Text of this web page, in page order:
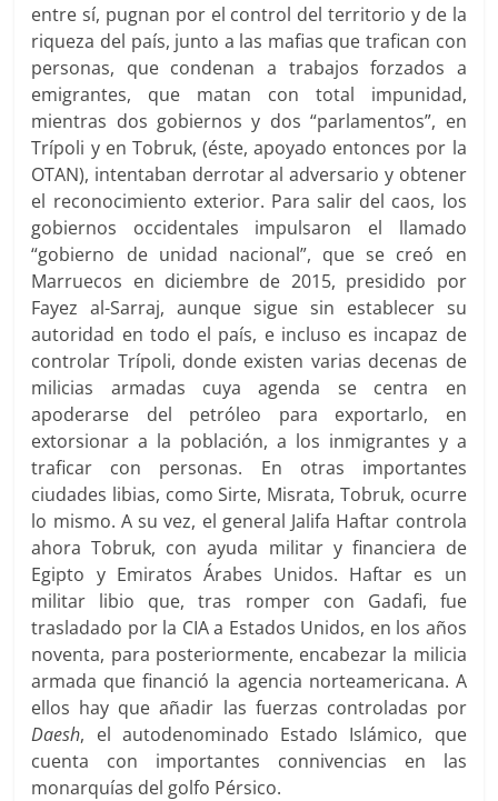
entre sí, pugnan por el control del territorio y de la
riqueza del país, junto a las mafias que trafican con
personas, que condenan a trabajos forzados a
emigrantes, que matan con total impunidad,
mientras dos gobiernos y dos “parlamentos”, en
Trípoli y en Tobruk, (éste, apoyado entonces por la
OTAN), intentaban derrotar al adversario y obtener
el reconocimiento exterior. Para salir del caos, los
gobiernos occidentales impulsaron el llamado
“gobierno de unidad nacional”, que se creó en
Marruecos en diciembre de 2015, presidido por
Fayez al-Sarraj, aunque sigue sin establecer su
autoridad en todo el país, e incluso es incapaz de
controlar Trípoli, donde existen varias decenas de
milicias armadas cuya agenda se centra en
apoderarse del petróleo para exportarlo, en
extorsionar a la población, a los inmigrantes y a
traficar con personas. En otras importantes
ciudades libias, como Sirte, Misrata, Tobruk, ocurre
lo mismo. A su vez, el general Jalifa Haftar controla
ahora Tobruk, con ayuda militar y financiera de
Egipto y Emiratos Árabes Unidos. Haftar es un
militar libio que, tras romper con Gadafi, fue
trasladado por la CIA a Estados Unidos, en los años
noventa, para posteriormente, encabezar la milicia
armada que financió la agencia norteamericana. A
ellos hay que añadir las fuerzas controladas por
Daesh, el autodenominado Estado Islámico, que
cuenta con importantes connivencias en las
monarquías del golfo Pérsico.